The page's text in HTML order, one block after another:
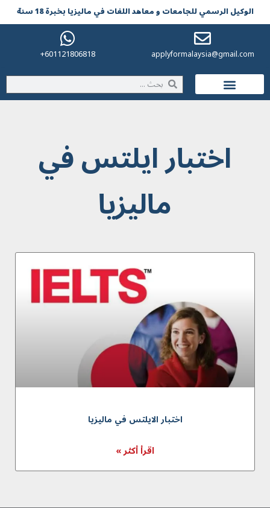
الوکیل الرسمي للجامعات و معاهد اللغات في مالیزیا بخبرة 18 سنة
applyformalaysia@gmail.com
601121806818+
اختبار ايلتس في
ماليزيا
اختبار الايلتس في ماليزيا
اقرأ أكثر »